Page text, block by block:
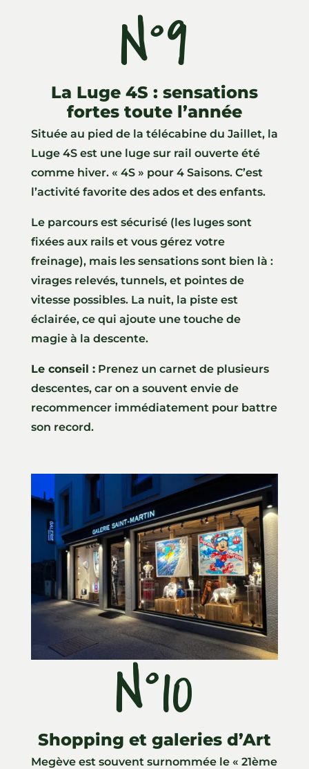
N°9
La Luge 4S : sensations
fortes toute l’année
Située au pied de la télécabine du Jaillet, la
Luge 4S est une luge sur rail ouverte été
comme hiver. « 4S » pour 4 Saisons. C’est
l’activité favorite des ados et des enfants.
Le parcours est sécurisé (les luges sont
fixées aux rails et vous gérez votre
freinage), mais les sensations sont bien là :
virages relevés, tunnels, et pointes de
vitesse possibles. La nuit, la piste est
éclairée, ce qui ajoute une touche de
magie à la descente.
Le conseil :Prenez un carnet de plusieurs
descentes, car on a souvent envie de
recommencer immédiatement pour battre
son record.
N°10
Shopping et galeries d’Art
Megève est souvent surnommée le « 21ème